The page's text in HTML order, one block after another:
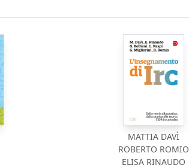
MATTIA DAVÌ
ROBERTO ROMIO
ELISA RINAUDO